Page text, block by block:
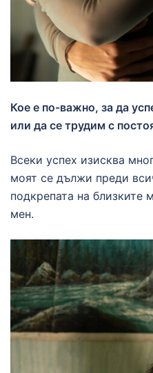
Кое е по-важно, за да
или да се трудим с
Всеки успех изисква
моят се дължи преди
подкрепата на близките
мен.